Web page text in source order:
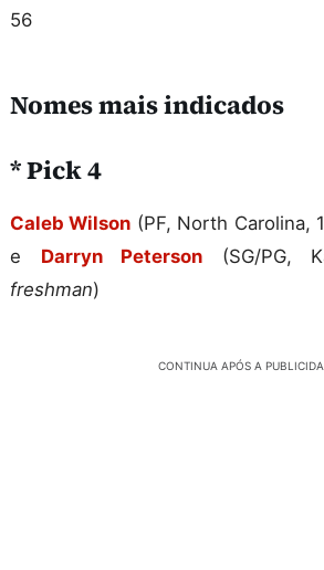
56
Nomes mais indicados
* Pick 4
Caleb Wilson (PF, North Carolina,
e Darryn Peterson (SG/PG,
freshman)
CONTINUA APÓS A